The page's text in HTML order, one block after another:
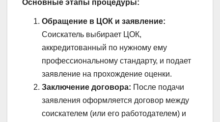
Основные этапы процедуры:
Обращение в ЦОК и заявление:
Соискатель выбирает ЦОК,
аккредитованный по нужному ему
профессиональному стандарту, и подает
заявление на прохождение оценки.
Заключение договора: После подачи
заявления оформляется договор между
соискателем (или его работодателем) и